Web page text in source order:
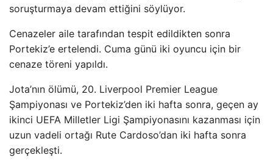
soruşturmaya devam ettiğini söylüyor.
Cenazeler aile tarafından tespit edildikten sonra
Portekiz’e ertelendi. Cuma günü iki oyuncu için bir
cenaze töreni yapıldı.
Jota’nın ölümü, 20. Liverpool Premier League
Şampiyonası ve Portekiz’den iki hafta sonra, geçen ay
ikinci UEFA Milletler Ligi Şampiyonasını kazanması için
uzun vadeli ortağı Rute Cardoso’dan iki hafta sonra
gerçekleşti.